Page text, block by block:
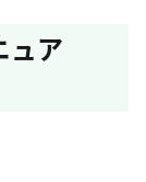
ュア